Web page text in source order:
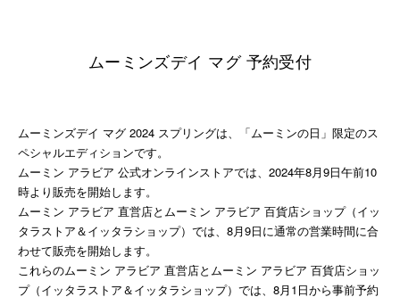
ムーミンズデイ マグ 予約受付
ムーミンズデイ マグ 2024 スプリングは、「ムーミンの日」限定のス
ペシャルエディションです。
ムーミン アラビア 公式オンラインストアでは、2024年8月9日午前10
時より販売を開始します。
ムーミン アラビア 直営店とムーミン アラビア 百貨店ショップ（イッ
タラストア＆イッタラショップ）では、8月9日に通常の営業時間に合
わせて販売を開始します。
これらのムーミン アラビア 直営店とムーミン アラビア 百貨店ショッ
プ（イッタラストア＆イッタラショップ）では、8月1日から事前予約